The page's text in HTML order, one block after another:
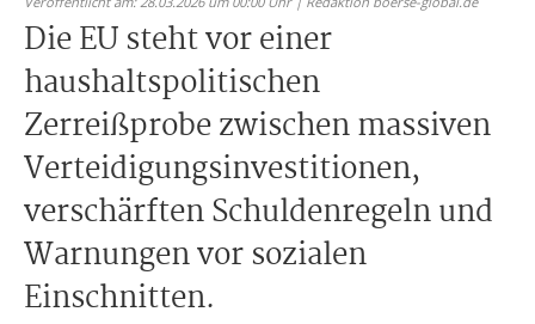
Die EU steht vor einer
haushaltspolitischen
Zerreißprobe zwischen massiven
Verteidigungsinvestitionen,
verschärften Schuldenregeln und
Warnungen vor sozialen
Einschnitten.